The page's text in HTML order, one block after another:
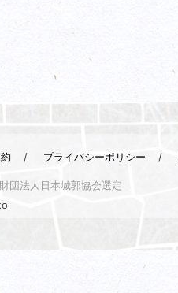
プライバシーポリシー
団法人日本城郭協会選定